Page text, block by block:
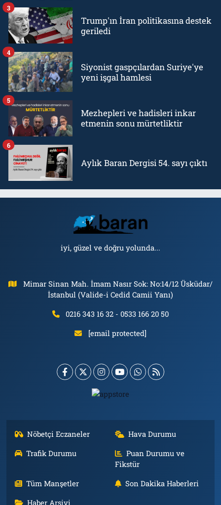
Trump'ın İran politikasına destek
geriledi
3
Siyonist gaspçılardan Suriye'ye
yeni işgal hamlesi
4
Mezhepleri ve hadisleri inkar
etmenin sonu mürtetliktir
5
Aylık Baran Dergisi 54. sayı çıktı
6
iyi, güzel ve doğru yolunda...
Mimar Sinan Mah. İmam Nasır Sok: No:14/12 Üsküdar/
İstanbul (Valide-i Cedid Camii Yanı)
0216 343 16 32 - 0533 166 20 50
[email protected]
Nöbetçi Eczaneler
Hava Durumu
Trafik Durumu
Puan Durumu ve
Fikstür
Tüm Manşetler
Son Dakika Haberleri
Haber Arşivi